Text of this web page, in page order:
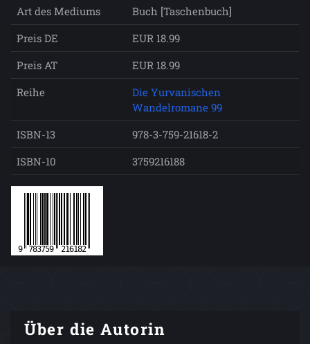
Art des Mediums
Buch [Taschenbuch]
Preis DE
EUR 18.99
Preis AT
EUR 18.99
Reihe
Die Yurvanischen
Wandelromane 99
ISBN-13
978-3-759-21618-2
ISBN-10
3759216188
Über die Autorin